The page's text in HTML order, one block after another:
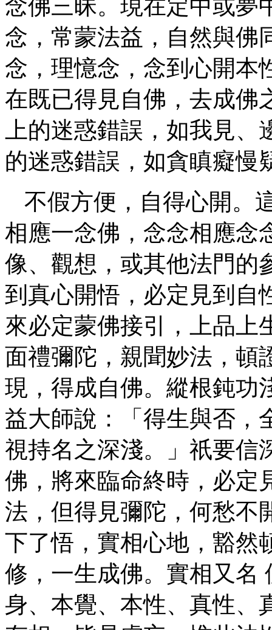
念佛三昧。現在定中或夢
念，常蒙法益，自然與佛
念，理憶念，念到心開本
在既已得見自佛，去成佛
上的迷惑錯誤，如我見
的迷惑錯誤，如貪瞋癡慢
不假方便，自得心開。
相應一念佛，念念相應念
像、觀想，或其他法門的
到真心開悟，必定見到自
來必定蒙佛接引，上品上
面禮彌陀，親聞妙法，頓
現，得成自佛。縱根鈍功
益大師說：「得生與否，
視持名之深淺。」祇要信
佛，將來臨命終時，必定
法，但得見彌陀，何愁不
下了悟，實相心地，豁然
修，一生成佛。實相又名
身、本覺、本性、真性、